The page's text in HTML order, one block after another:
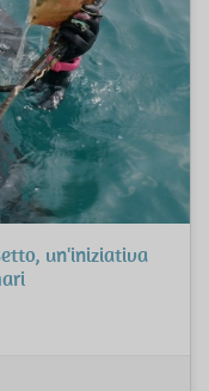
un'iniziativa